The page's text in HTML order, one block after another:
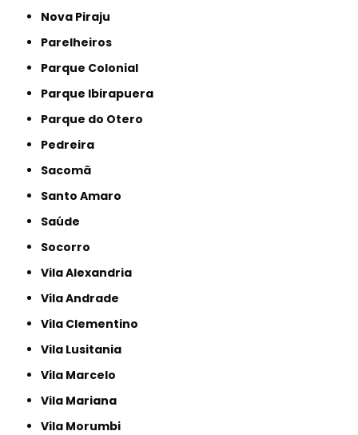
Nova Piraju
Parelheiros
Parque Colonial
Parque Ibirapuera
Parque do Otero
Pedreira
Sacomã
Santo Amaro
Saúde
Socorro
Vila Alexandria
Vila Andrade
Vila Clementino
Vila Lusitania
Vila Marcelo
Vila Mariana
Vila Morumbi